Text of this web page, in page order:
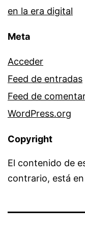
en la era digital
Meta
Acceder
Feed de entradas
Feed de
WordPress.org
Copyright
El contenido de
contrario, está